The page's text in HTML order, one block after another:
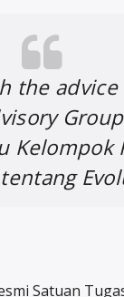
the advice
Kelompok
Satuan